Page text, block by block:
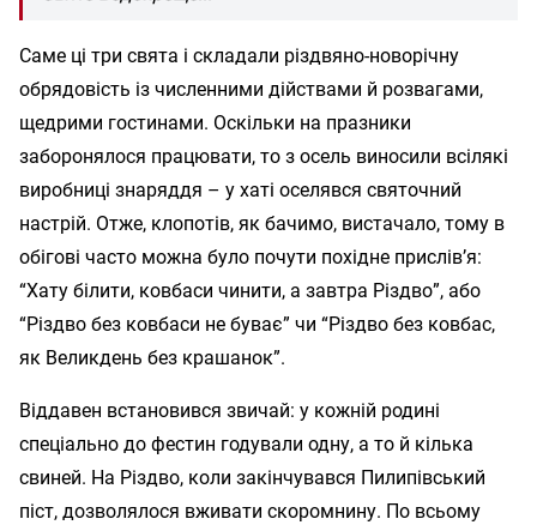
Саме ці три свята і складали різдвяно-новорічну
обрядовість із численними дійствами й розвагами,
щедрими гостинами. Оскільки на празники
заборонялося працювати, то з осель виносили всілякі
виробниці знаряддя – у хаті оселявся святочний
настрій. Отже, клопотів, як бачимо, вистачало, тому в
обігові часто можна було почути похідне прислів’я:
“Хату білити, ковбаси чинити, а завтра Різдво”, або
“Різдво без ковбаси не буває” чи “Різдво без ковбас,
як Великдень без крашанок”.
Віддавен встановився звичай: у кожній родині
спеціально до фестин годували одну, а то й кілька
свиней. На Різдво, коли закінчувався Пилипівський
піст, дозволялося вживати скоромнину. По всьому